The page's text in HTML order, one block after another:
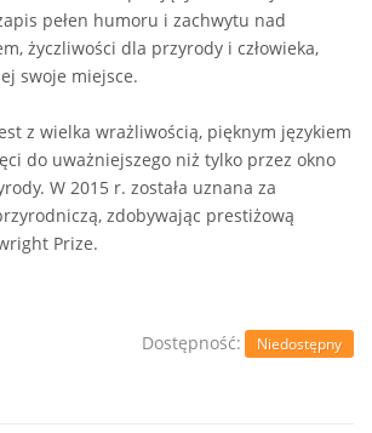
pełen humoru i zachwytu nad
życzliwości dla przyrody i człowieka,
swoje miejsce.
z wielka wrażliwością, pięknym językiem
do uważniejszego niż tylko przez okno
W 2015 r. została uznana za
zdobywając prestiżową
Prize.
Dostępność: Niedostępny